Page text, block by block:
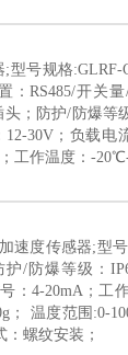
型号规格:GLRF-
：RS485/开关
；防护/防爆等
12-30V；负载电
工作温度：-
速度传感器;型
护/防爆等级：
：4-20mA；工
； 温度范围:0-
：螺纹安装；